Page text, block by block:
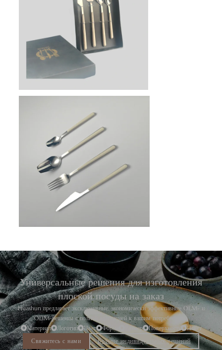
Универсальные решения для изготовления
плоской посуды на заказ
Huashun предлагает эксклюзивные, экономически эффективные OEM- и
ODM-решения с полной адаптацией к вашим потребностям.
Материал
Логотип Цвет Форма Размер Поверхность
Пакет
Свяжитесь с нами
Больше индивидуальных решений